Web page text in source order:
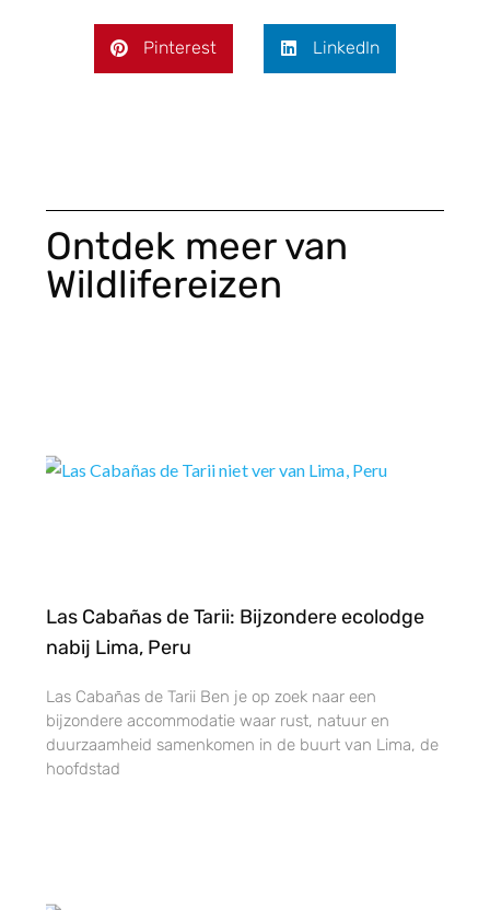
Pinterest LinkedIn
Ontdek meer van
Wildlifereizen
Las Cabañas de Tarii: Bijzondere ecolodge
nabij Lima, Peru
Las Cabañas de Tarii Ben je op zoek naar een
bijzondere accommodatie waar rust, natuur en
duurzaamheid samenkomen in de buurt van Lima, de
hoofdstad